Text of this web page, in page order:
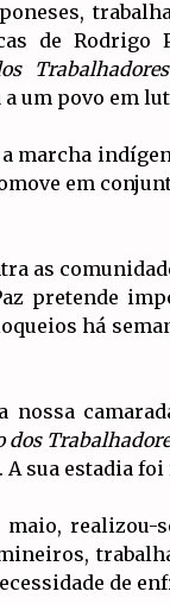
de Rodrigo
um povo em
marcha
em
as
pretende
há
nossa
dos
A sua estadia
maio,
de